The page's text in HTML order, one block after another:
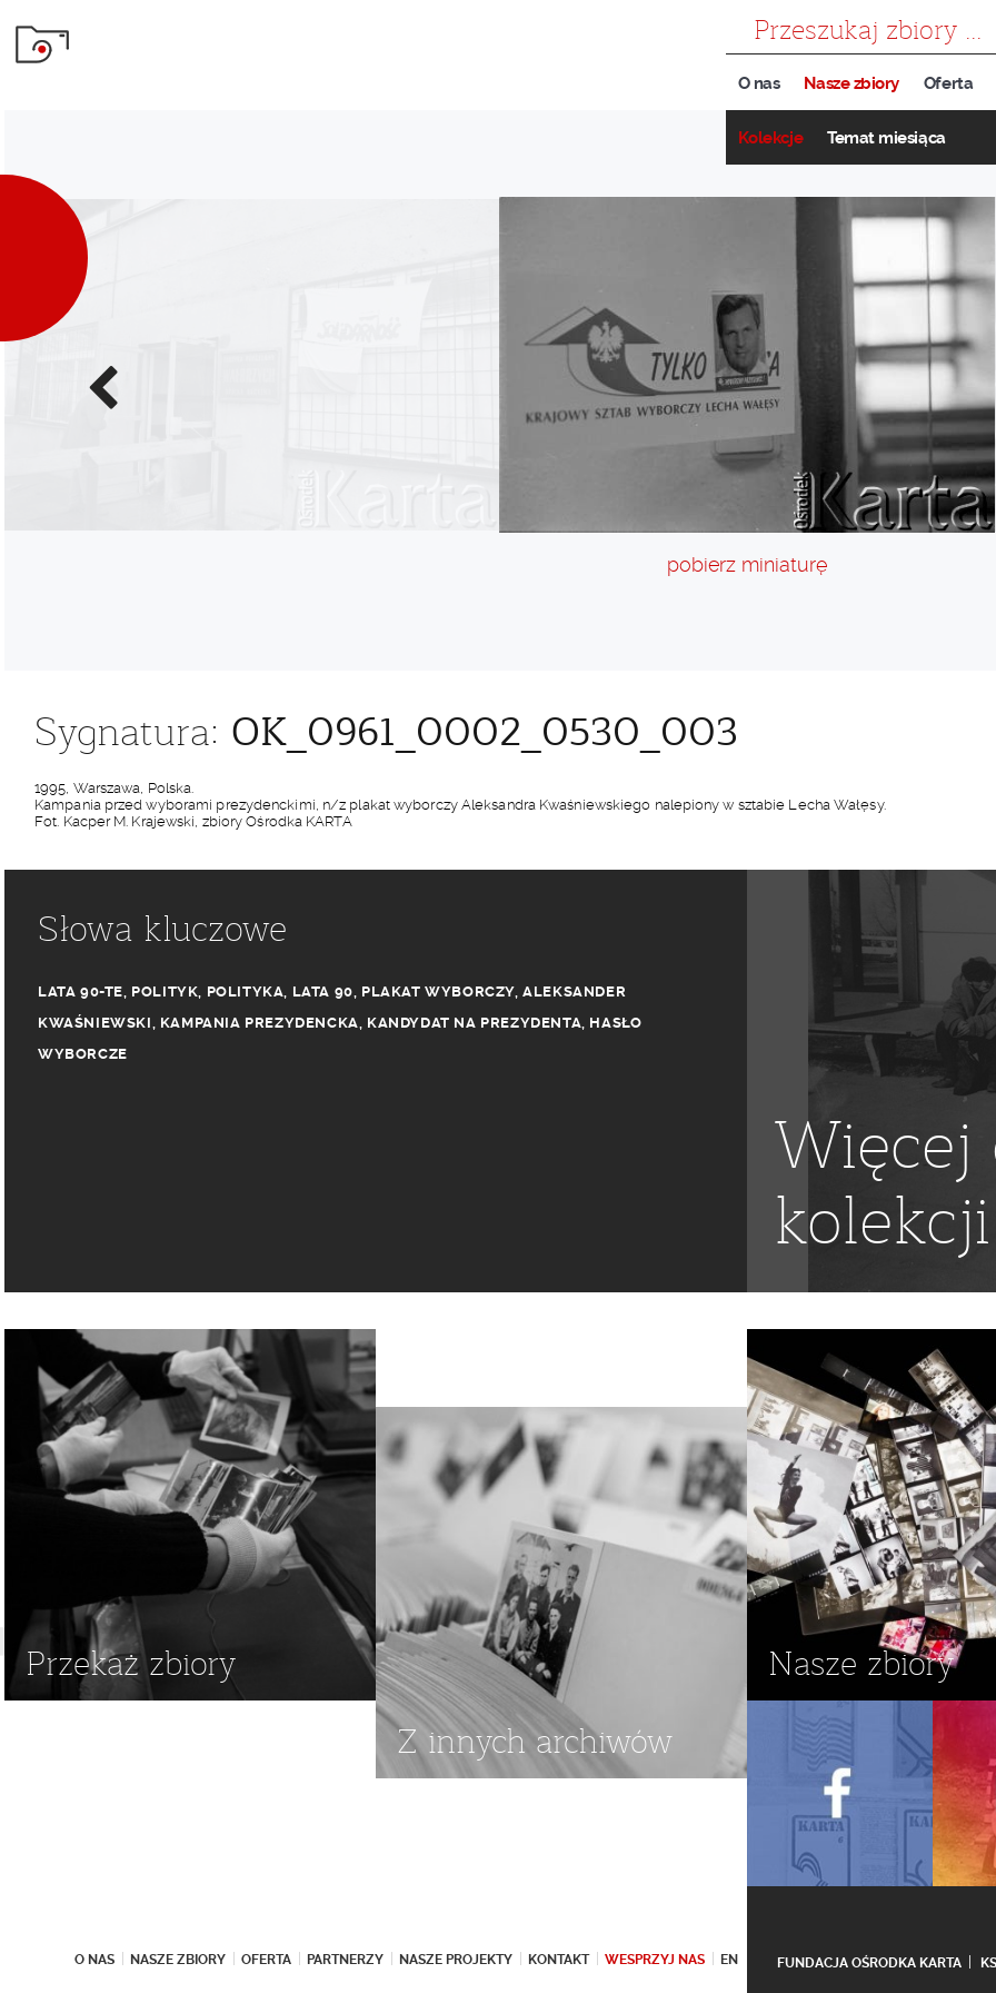
O nas Nasze zbiory
Kolekcje Temat miesiąca
Oferta
Poprzednie
zdjęcie
pobierz miniaturę
Sygnatura: OK_0961_0002_0530_003
1995, Warszawa, Polska.
Kampania przed wyborami prezydenckimi, n/z plakat wyborczy Aleksandra Kwaśniewskiego nalepiony w sztabie Lecha Wałęsy.
Fot. Kacper M. Krajewski, zbiory Ośrodka KARTA
Słowa kluczowe
LATA 90-TE, POLITYK, POLITYKA, LATA 90, PLAKAT WYBORCZY,ALEKSANDER
KWAŚNIEWSKI, KAMPANIA PREZYDENCKA, KANDYDAT NA PREZYDENTA, HASŁO
WYBORCZE
Więcej
kolekcji
Przekaż zbiory
Z innych archiwów
Nasze zbiory
O NAS NASZE ZBIORY OFERTA PARTNERZY NASZE PROJEKTY KONTAKT WESPRZYJ NAS EN FUNDACJA OŚRODKA KARTA